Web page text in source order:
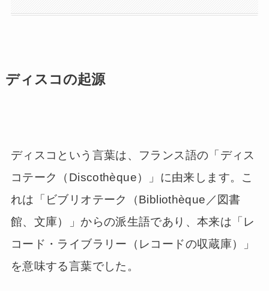
ディスコの起源
ディスコという言葉は、フランス語の「ディス
コテーク（Discothèque）」に由来します。こ
れは「ビブリオテーク（Bibliothèque／図書
館、文庫）」からの派生語であり、本来は「レ
コード・ライブラリー（レコードの収蔵庫）」
を意味する言葉でした。